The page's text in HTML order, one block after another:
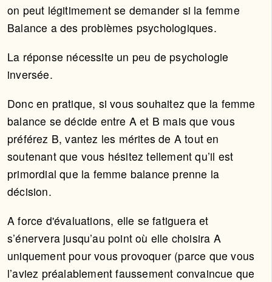
on peut légitimement se demander si la femme
Balance a des problèmes psychologiques.
La réponse nécessite un peu de psychologie
inversée.
Donc en pratique, si vous souhaitez que la femme
balance se décide entre A et B mais que vous
préférez B, vantez les mérites de A tout en
soutenant que vous hésitez tellement qu’il est
primordial que la femme balance prenne la
décision.
A force d'évaluations, elle se fatiguera et
s’énervera jusqu’au point où elle choisira A
uniquement pour vous provoquer (parce que vous
l’aviez préalablement faussement convaincue que